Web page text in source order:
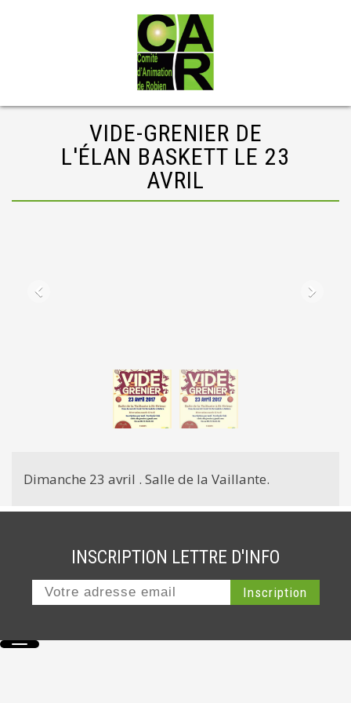
VIDE-GRENIER DE
L'ÉLAN BASKETT LE 23
AVRIL
Dimanche 23 avril . Salle de la Vaillante.
INSCRIPTION LETTRE D'INFO